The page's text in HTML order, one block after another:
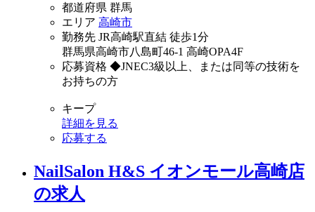
都道府県 群馬
エリア 高崎市
勤務先 JR高崎駅直結 徒歩1分
群馬県高崎市八島町46-1 高崎OPA4F
応募資格 ◆JNEC3級以上、または同等の技術を
お持ちの方
キープ
詳細を見る
応募する
NailSalon H&S イオンモール高崎店
の求人